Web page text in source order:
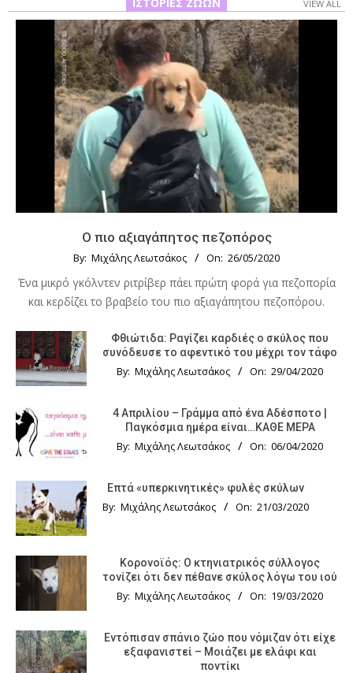
VIEW ALL
Ο πιο αξιαγάπητος πεζοπόρος
By: Μιχάλης Λεωτσάκος On: 26/05/2020
Ένα μικρό γκόλντεν ριτρίβερ πάει πρώτη φορά για πεζοπορία
και κερδίζει το βραβείο του πιο αξιαγάπητου πεζοπόρου.
Φθιώτιδα: Ραγίζει καρδιές ο σκύλος που
συνόδευσε το αφεντικό του μέχρι τον τάφο
By: Μιχάλης Λεωτσάκος On: 29/04/2020
4 Απριλίου – Γράμμα από ένα Αδέσποτο |
Παγκόσμια ημέρα είναι…ΚΑΘΕ ΜΕΡΑ
By: Μιχάλης Λεωτσάκος On: 06/04/2020
Επτά «υπερκινητικές» φυλές σκύλων
By: Μιχάλης Λεωτσάκος On: 21/03/2020
Κορονοϊός: Ο κτηνιατρικός σύλλογος
τονίζει ότι δεν πέθανε σκύλος λόγω του ιού
By: Μιχάλης Λεωτσάκος On: 19/03/2020
Εντόπισαν σπάνιο ζώο που νόμιζαν ότι είχε
εξαφανιστεί – Μοιάζει με ελάφι και
ποντίκι